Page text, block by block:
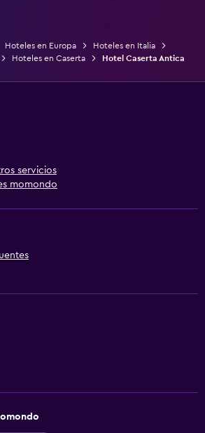
Hoteles en Europa
Hoteles en Italia
Hoteles en Caserta Hotel Caserta Antica
servicios
momondo